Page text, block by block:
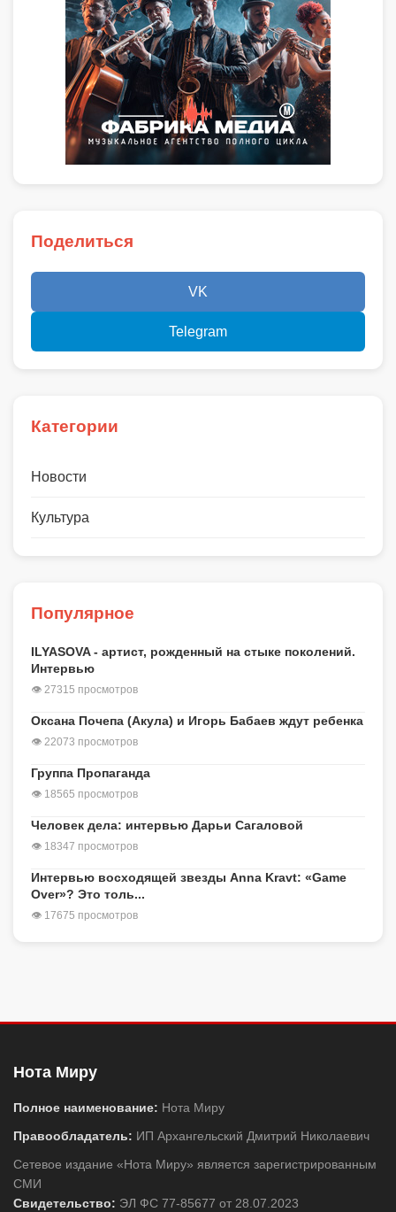
Поделиться
VK
Telegram
Категории
Новости
Культура
Популярное
ILYASOVA - артист, рожденный на стыке поколений.
Интервью
👁 27315 просмотров
Оксана Почепа (Акула) и Игорь Бабаев ждут ребенка
👁 22073 просмотров
Группа Пропаганда
👁 18565 просмотров
Человек дела: интервью Дарьи Сагаловой
👁 18347 просмотров
Интервью восходящей звезды Anna Kravt: «Game
Over»? Это толь...
👁 17675 просмотров
Нота Миру
Полное наименование: Нота Миру
Правообладатель: ИП Архангельский Дмитрий Николаевич
Сетевое издание «Нота Миру» является зарегистрированным
СМИ
Свидетельство: ЭЛ ФС 77-85677 от 28.07.2023